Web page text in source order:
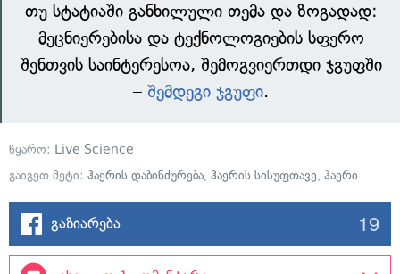
თუ სტატიაში განხილული თემა და ზოგადად:
მეცნიერებისა და ტექნოლოგიების სფერო
შენთვის საინტერესოა, შემოგვიერთდი ჯგუფში
– შემდეგი ჯგუფი.
წყარო: Live Science
გაიგეთ მეტი: ჰაერის დაბინძურება, ჰაერის სისუფთავე, ჰაერი
გაზიარება 19